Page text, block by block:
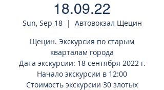
18.09.22
Sun, Sep 18
  |
Автовокзал Щецин
Щецин. Экскурсия по старым
кварталам города
Дата экскурсии: 18 сентября 2022 г.
Начало экскурсии в 12:00
Стоимость экскурсии 30 злотых